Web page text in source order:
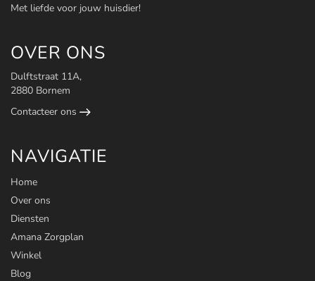
Met liefde voor jouw huisdier!
OVER ONS
Dulftstraat 11A,
2880 Bornem
Contacteer ons
NAVIGATIE
Home
Over ons
Diensten
Amana Zorgplan
Winkel
Blog